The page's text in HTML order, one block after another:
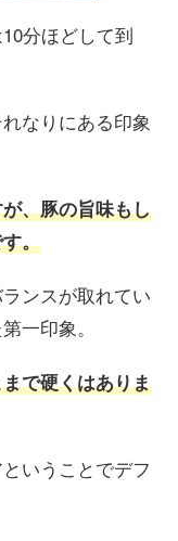
分ほどして到
なりにある印象
、豚の旨味もし
。
ンスが取れてい
一印象。
で硬くはありま
いうことでデフ